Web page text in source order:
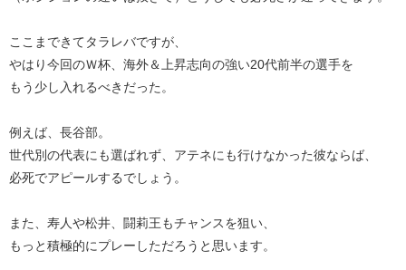
ここまできてタラレバですが、
やはり今回のＷ杯、海外＆上昇志向の強い20代前半の選手を
もう少し入れるべきだった。
例えば、長谷部。
世代別の代表にも選ばれず、アテネにも行けなかった彼ならば、
必死でアピールするでしょう。
また、寿人や松井、闘莉王もチャンスを狙い、
もっと積極的にプレーしただろうと思います。